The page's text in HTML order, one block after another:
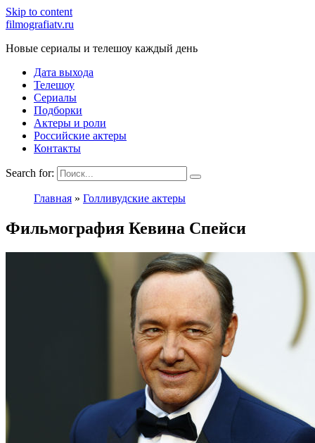
Skip to content
filmografiatv.ru
Новые сериалы и телешоу каждый день
Дата выхода
Телешоу
Сериалы
Подборки
Актеры и роли
Российские актеры
Контакты
Search for:
Главная » Голливудские актеры
Фильмография Кевина Спейси